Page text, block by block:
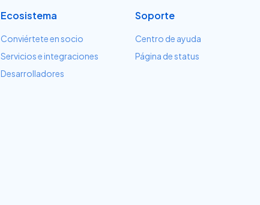
Ecosistema
Conviértete en socio
Servicios e integraciones
Desarrolladores
Soporte
Centro de ayuda
Página de status